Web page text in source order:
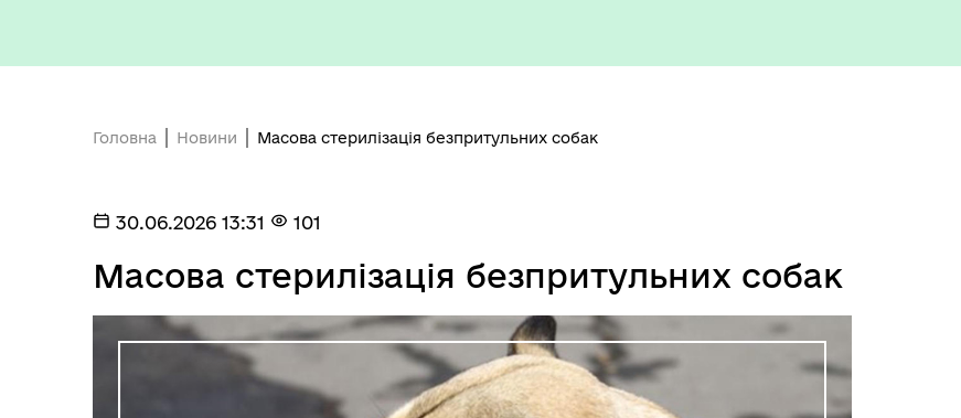
Головна Новини Масова стерилізація безпритульних собак
30.06.2026 13:31 101
Масова стерилізація безпритульних собак